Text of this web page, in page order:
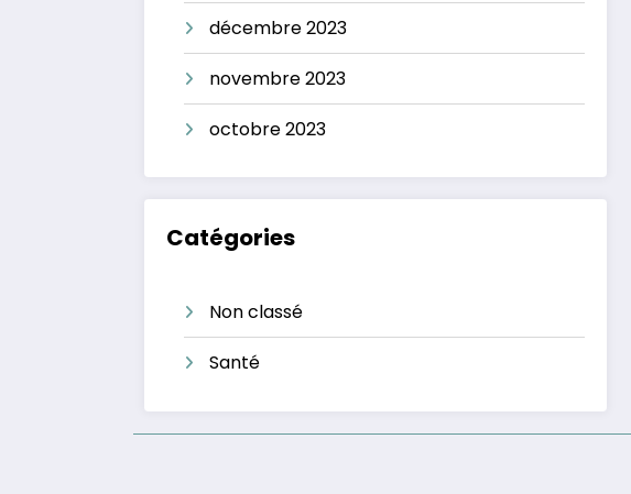
décembre 2023
novembre 2023
octobre 2023
Catégories
Non classé
Santé